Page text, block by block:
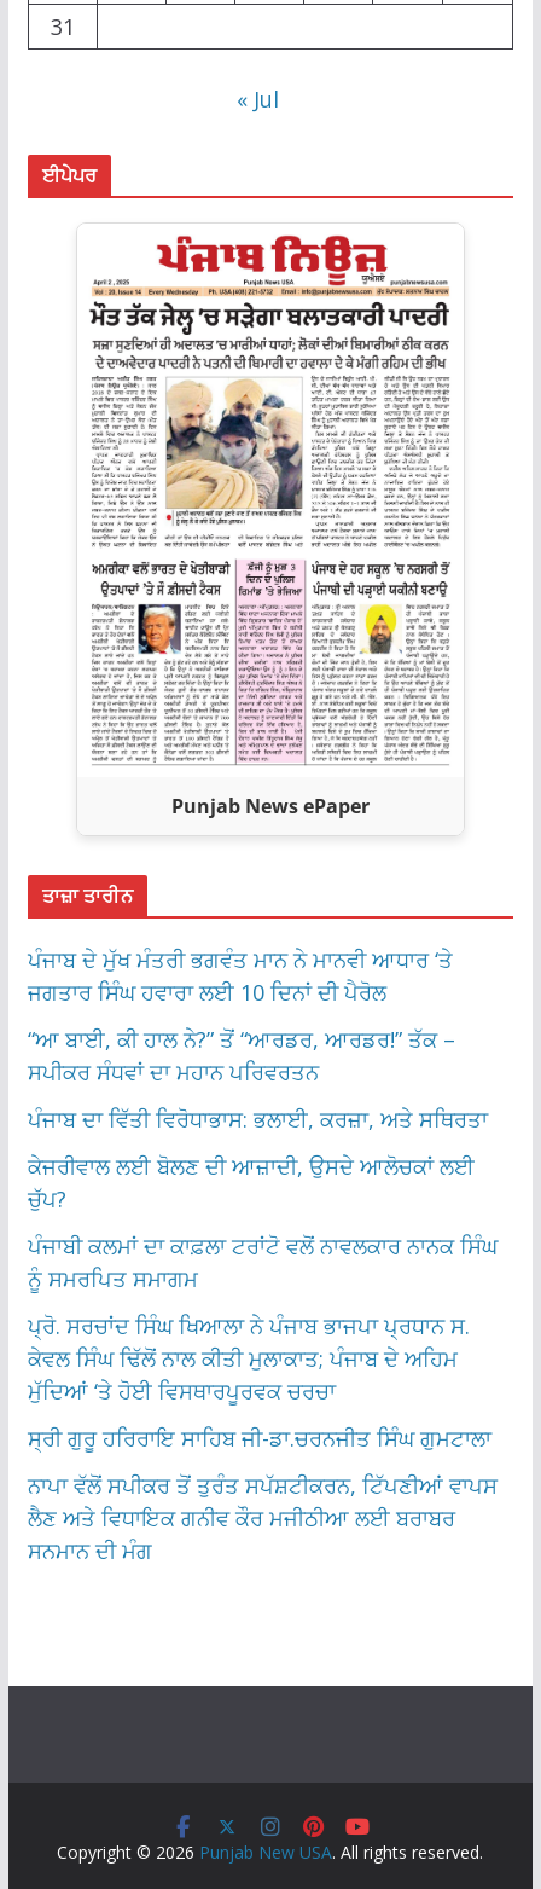
31
« Jul
ਈਪੇਪਰ
Punjab News ePaper
ਤਾਜ਼ਾ ਤਾਰੀਨ
ਪੰਜਾਬ ਦੇ ਮੁੱਖ ਮੰਤਰੀ ਭਗਵੰਤ ਮਾਨ ਨੇ ਮਾਨਵੀ ਆਧਾਰ ‘ਤੇ
ਜਗਤਾਰ ਸਿੰਘ ਹਵਾਰਾ ਲਈ 10 ਦਿਨਾਂ ਦੀ ਪੈਰੋਲ
“ਆ ਬਾਈ, ਕੀ ਹਾਲ ਨੇ?” ਤੋਂ “ਆਰਡਰ, ਆਰਡਰ!” ਤੱਕ –
ਸਪੀਕਰ ਸੰਧਵਾਂ ਦਾ ਮਹਾਨ ਪਰਿਵਰਤਨ
ਪੰਜਾਬ ਦਾ ਵਿੱਤੀ ਵਿਰੋਧਾਭਾਸ: ਭਲਾਈ, ਕਰਜ਼ਾ, ਅਤੇ ਸਥਿਰਤਾ
ਕੇਜਰੀਵਾਲ ਲਈ ਬੋਲਣ ਦੀ ਆਜ਼ਾਦੀ, ਉਸਦੇ ਆਲੋਚਕਾਂ ਲਈ
ਚੁੱਪ?
ਪੰਜਾਬੀ ਕਲਮਾਂ ਦਾ ਕਾਫ਼ਲਾ ਟਰਾਂਟੋ ਵਲੋਂ ਨਾਵਲਕਾਰ ਨਾਨਕ ਸਿੰਘ
ਨੂੰ ਸਮਰਪਿਤ ਸਮਾਗਮ
ਪ੍ਰੋ. ਸਰਚਾਂਦ ਸਿੰਘ ਖਿਆਲਾ ਨੇ ਪੰਜਾਬ ਭਾਜਪਾ ਪ੍ਰਧਾਨ ਸ.
ਕੇਵਲ ਸਿੰਘ ਢਿੱਲੋਂ ਨਾਲ ਕੀਤੀ ਮੁਲਾਕਾਤ; ਪੰਜਾਬ ਦੇ ਅਹਿਮ
ਮੁੱਦਿਆਂ ‘ਤੇ ਹੋਈ ਵਿਸਥਾਰਪੂਰਵਕ ਚਰਚਾ
ਸ੍ਰੀ ਗੁਰੂ ਹਰਿਰਾਇ ਸਾਹਿਬ ਜੀ-ਡਾ.ਚਰਨਜੀਤ ਸਿੰਘ ਗੁਮਟਾਲਾ
ਨਾਪਾ ਵੱਲੋਂ ਸਪੀਕਰ ਤੋਂ ਤੁਰੰਤ ਸਪੱਸ਼ਟੀਕਰਨ, ਟਿੱਪਣੀਆਂ ਵਾਪਸ
ਲੈਣ ਅਤੇ ਵਿਧਾਇਕ ਗਨੀਵ ਕੌਰ ਮਜੀਠੀਆ ਲਈ ਬਰਾਬਰ
ਸਨਮਾਨ ਦੀ ਮੰਗ
Copyright © 2026 Punjab New USA. All rights reserved.